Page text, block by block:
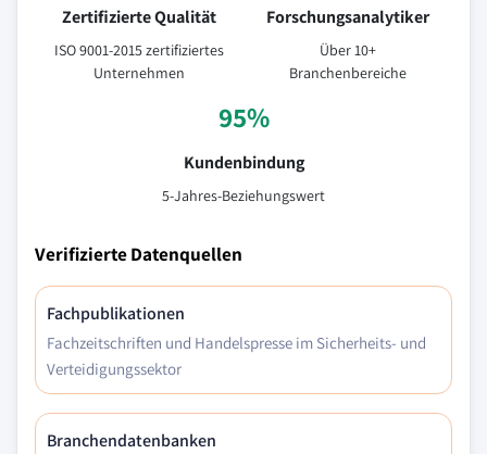
Zertifizierte Qualität
ISO 9001-2015 zertifiziertes
Unternehmen
Forschungsanalytiker
Über 10+
Branchenbereiche
95%
Kundenbindung
5-Jahres-Beziehungswert
Verifizierte Datenquellen
Fachpublikationen
Fachzeitschriften und Handelspresse im Sicherheits- und
Verteidigungssektor
Branchendatenbanken